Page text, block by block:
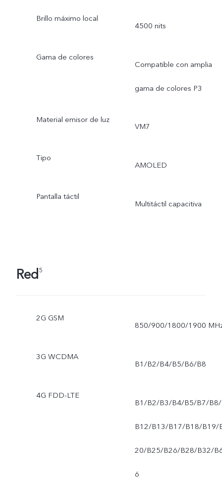
Brillo máximo local
4500 nits
Gama de colores
Compatible con amplia
gama de colores P3
Material emisor de luz
VM7
Tipo
AMOLED
Pantalla táctil
Multitáctil capacitiva
Red5
2G GSM
850/900/1800/1900
3G WCDMA
B1/B2/B4/B5/B6/B8
4G FDD-LTE
B1/B2/B3/B4/B5/B7/B8/
B12/B13/B17/B18/B19/
20/B25/B26/B28/B32/
6